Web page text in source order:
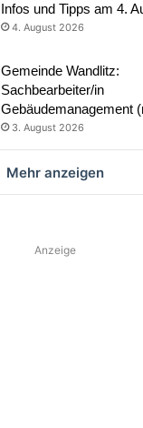
Infos und Tipps am 4.
4. August 2026
Gemeinde Wandlitz:
Sachbearbeiter/in
Gebäudemanagement
3. August 2026
Mehr anzeigen
Anzeige